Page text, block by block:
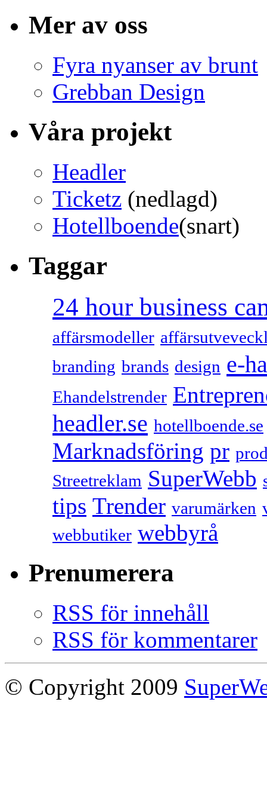
Mer av oss
Fyra nyanser av brunt
Grebban Design
Våra projekt
Headler
Ticketz (nedlagd)
Hotellboende(snart)
Taggar
24 hour business
affärsmodeller
branding brands design e-
Ehandelstrender
headler.se hotellboende.se
Marknadsföring pr
Streetreklam SuperWebb
tips Trender varumärken
webbutiker webbyrå
Prenumerera
RSS för innehåll
RSS för kommentarer
© Copyright 2009